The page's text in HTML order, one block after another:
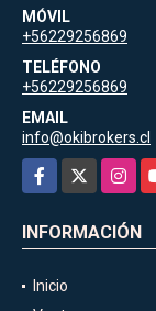
MÓVIL
+56229256869
TELÉFONO
+56229256869
EMAIL
info@okibrokers.cl
Facebook
INFORMACIÓN
Inicio